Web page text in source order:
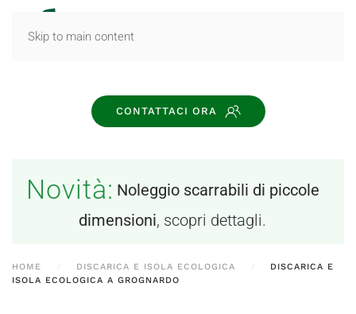
Skip to main content
CONTATTACI ORA
Novità: Noleggio scarrabili di piccole
dimensioni, scopri dettagli.
HOME DISCARICA E ISOLA ECOLOGICA
DISCARICA E
ISOLA ECOLOGICA A GROGNARDO